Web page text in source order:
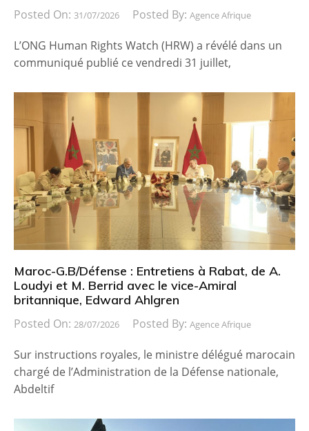
Posted On: 31/07/2026 Posted By: Agence Afrique
L’ONG Human Rights Watch (HRW) a révélé dans un
communiqué publié ce vendredi 31 juillet,
Maroc-G.B/Défense : Entretiens à Rabat, de A.
Loudyi et M. Berrid avec le vice-Amiral
britannique, Edward Ahlgren
Posted On: 28/07/2026 Posted By: Agence Afrique
Sur instructions royales, le ministre délégué marocain
chargé de l’Administration de la Défense nationale,
Abdeltif